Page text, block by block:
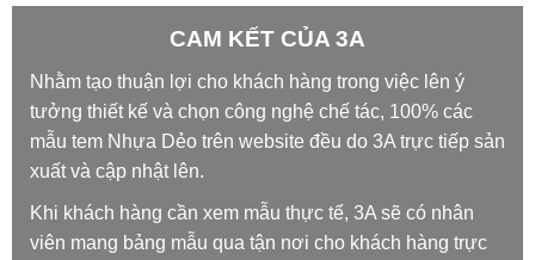
CAM KẾT CỦA 3A
Nhằm tạo thuận lợi cho khách hàng trong việc lên ý
tưởng thiết kế và chọn công nghệ chế tác, 100% các
mẫu tem Nhựa Dẻo trên website đều do 3A trực tiếp sản
xuất và cập nhật lên.
Khi khách hàng cần xem mẫu thực tế, 3A sẽ có nhân
viên mang bảng mẫu qua tận nơi cho khách hàng trực